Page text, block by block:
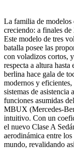
La familia de modelos
creciendo: a finales
Este modelo de tres
batalla posee las
con voladizos cortos,
respecta a altura hasta
berlina hace gala de
modernos y
sistemas de asistencia
funciones asumidas
MBUX (Mercedes-
intuitivo. Con un
el nuevo Clase A
aerodinámica entre
mundo, revalidando